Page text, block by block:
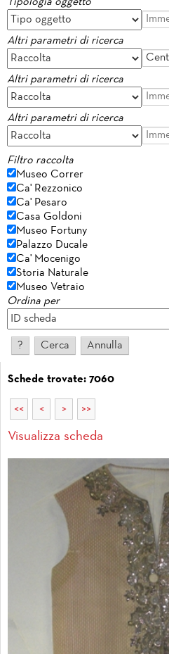
Tipologia oggetto
Altri parametri di ricerca
Altri parametri di ricerca
Altri parametri di ricerca
Filtro raccolta
Museo Correr
Ca' Rezzonico
Ca' Pesaro
Casa Goldoni
Museo Fortuny
Palazzo Ducale
Ca' Mocenigo
Storia Naturale
Museo Vetraio
Ordina per
Schede trovate: 7060
<< < > >>
Visualizza scheda